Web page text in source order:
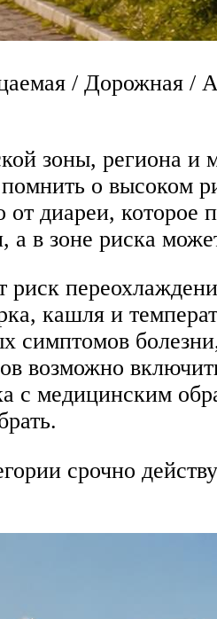
/ Дорожная /
зоны, региона
о высоком
от диареи,
в зоне риска
кашля и
возможно
с медицинским
срочно